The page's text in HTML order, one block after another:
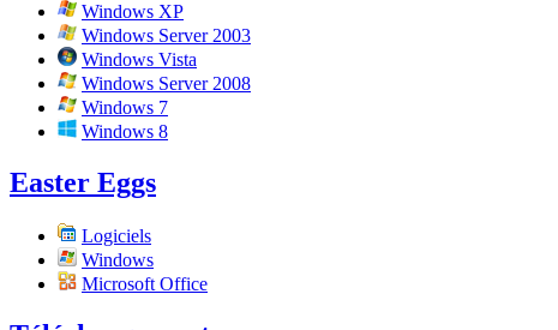
Windows XP
Windows Server 2003
Windows Vista
Windows Server 2008
Windows 7
Windows 8
Easter Eggs
Logiciels
Windows
Microsoft Office